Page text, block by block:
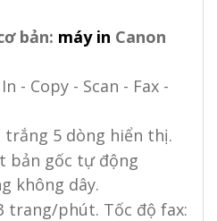
bản: máy in Canon
- Copy - Scan - Fax -
trắng 5 dòng hiển thị.
bản gốc tự động
không dây.
trang/phút. Tốc độ fax: